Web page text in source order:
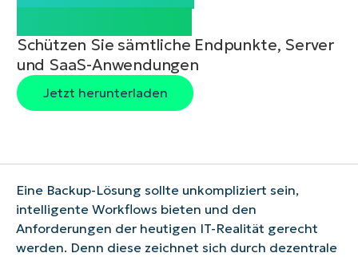
Schützen Sie sämtliche Endpunkte, Server
und SaaS-Anwendungen
Jetzt herunterladen
Eine Backup-Lösung sollte unkompliziert sein,
intelligente Workflows bieten und den
Anforderungen der heutigen IT-Realität gerecht
werden. Denn diese zeichnet sich durch dezentrale